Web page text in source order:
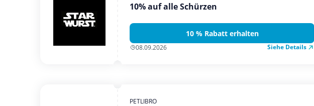
10% auf alle Schürzen
10 % Rabatt erhalten
08.09.2026 Siehe Details
PETLIBRO